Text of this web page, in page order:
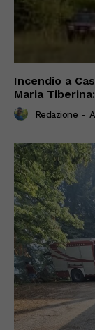
Incendio a
Maria
Redazione -